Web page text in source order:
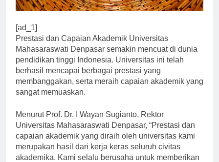
[ad_1]
Prestasi dan Capaian Akademik Universitas
Mahasaraswati Denpasar semakin mencuat di dunia
pendidikan tinggi Indonesia. Universitas ini telah
berhasil mencapai berbagai prestasi yang
membanggakan, serta meraih capaian akademik yang
sangat memuaskan.
Menurut Prof. Dr. I Wayan Sugianto, Rektor
Universitas Mahasaraswati Denpasar, “Prestasi dan
capaian akademik yang diraih oleh universitas kami
merupakan hasil dari kerja keras seluruh civitas
akademika. Kami selalu berusaha untuk memberikan